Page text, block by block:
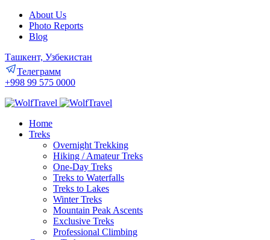
About Us
Photo Reports
Blog
Ташкент, Узбекистан
Телеграмм
+998 99 575 0000
Home
Treks
Overnight Trekking
Hiking / Amateur Treks
One-Day Treks
Treks to Waterfalls
Treks to Lakes
Winter Treks
Mountain Peak Ascents
Exclusive Treks
Professional Climbing